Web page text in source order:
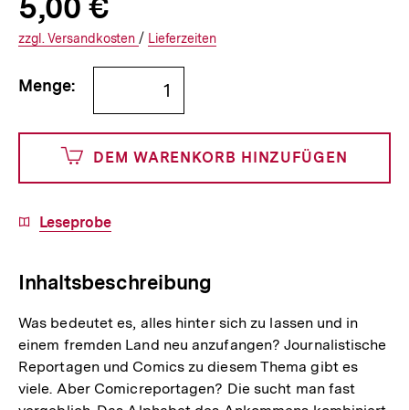
Informationen
€
und
500
Cents
Versandkosten
Interner
Informationen
den
zzgl. zuzüglichen
Versandkosten / Interner
Informationen
Lieferzeiten
Bestellmenge
angeben
Menge:
DEM WARENKORB HINZUFÜGEN
Download-
Leseprobe
Inhaltsbeschreibung
Was bedeutet es, alles hinter sich zu lassen und in
einem fremden Land neu anzufangen? Journalistische
Reportagen und Comics zu diesem Thema gibt es
viele. Aber Comicreportagen? Die sucht man fast